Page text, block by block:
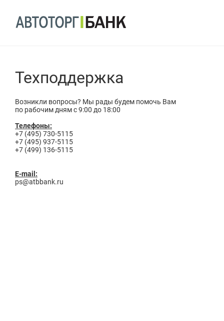
Техподдержка
Возникли вопросы? Мы рады будем помочь Вам
по рабочим дням с 9:00 до 18:00
Телефоны:
+7 (495) 730-5115
+7 (495) 937-5115
+7 (499) 136-5115
E-mail:
ps@atbbank.ru